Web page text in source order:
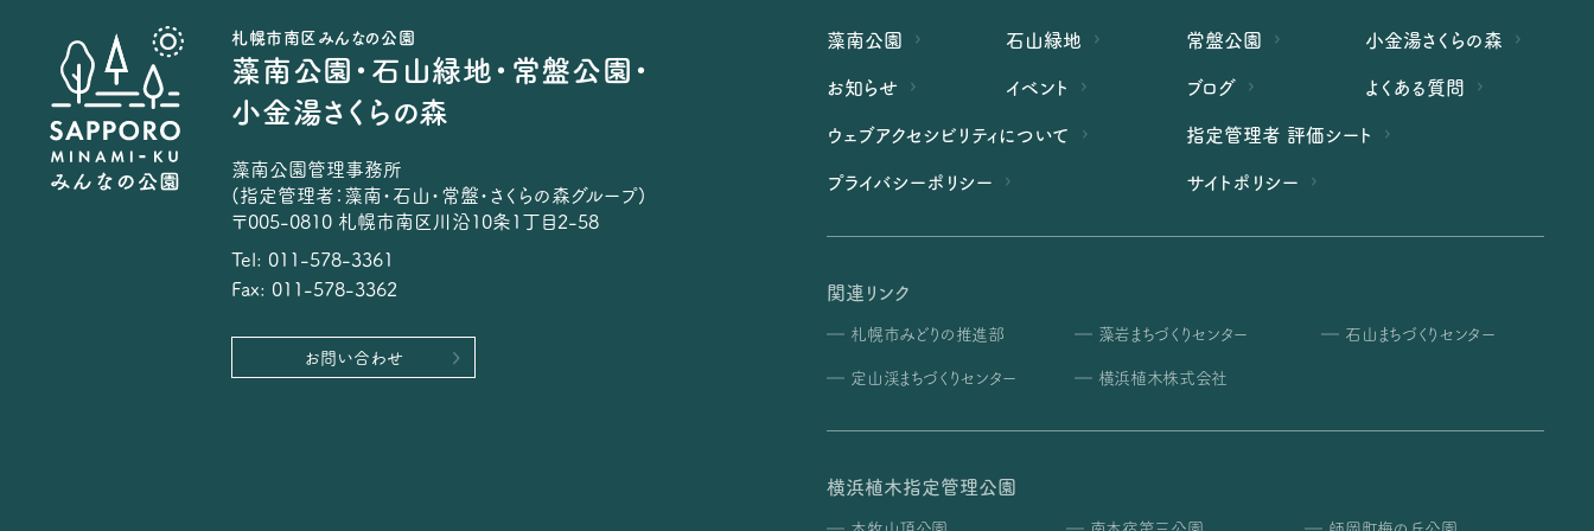
札幌市南区みんなの公園
藻南公園・石山緑地・常盤公園・
小金湯さくらの森
藻南公園管理事務所
(指定管理者：藻南・石山・常盤・さくらの森グループ)
〒005-0810 札幌市南区川沿10条1丁目2-58
Tel: 011-578-3361
Fax: 011-578-3362
お問い合わせ
藻南公園 石山緑地 常盤公園
小金湯さくらの森
お知らせ
イベント ブログ
よくある質問
ウェブアクセシビリティについて
指定管理者 評価シート
プライバシーポリシー
サイトポリシー
関連リンク
札幌市みどりの推進部 藻岩まちづくりセンター
石山まちづくりセンター
定山渓まちづくりセンター
横浜植木株式会社
横浜植木指定管理公園